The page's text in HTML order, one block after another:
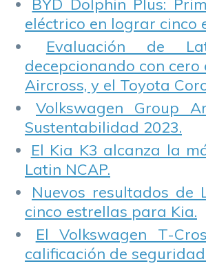
BYD Dolphin Plus:
eléctrico en lograr cinco
Evaluación de
decepcionando con
Aircross, y el Toyota
Volkswagen Group
Sustentabilidad 2023.
El Kia K3 alcanza la
Latin NCAP.
Nuevos resultados de
cinco estrellas para Kia.
El Volkswagen T-
calificación de